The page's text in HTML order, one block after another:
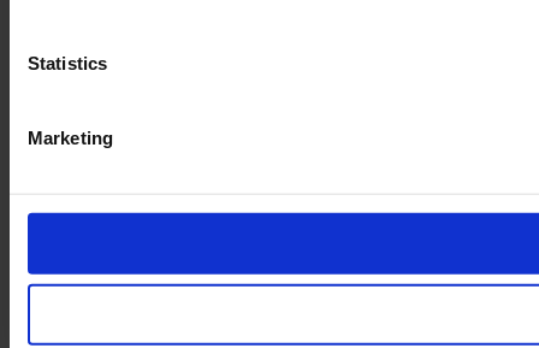
Statistics
Marketing